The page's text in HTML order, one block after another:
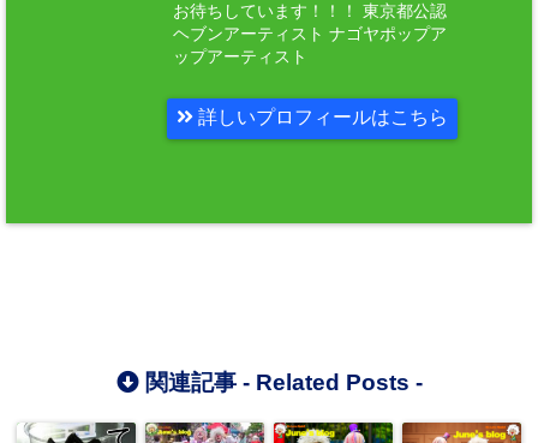
お待ちしています！！！ 東京都公認
ヘブンアーティスト ナゴヤポップア
ップアーティスト
詳しいプロフィールはこちら
関連記事 - Related Posts -